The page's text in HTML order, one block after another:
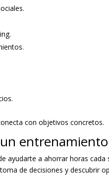
con objetivos concretos.
ayudarte a ahorrar horas
de decisiones y descubrir